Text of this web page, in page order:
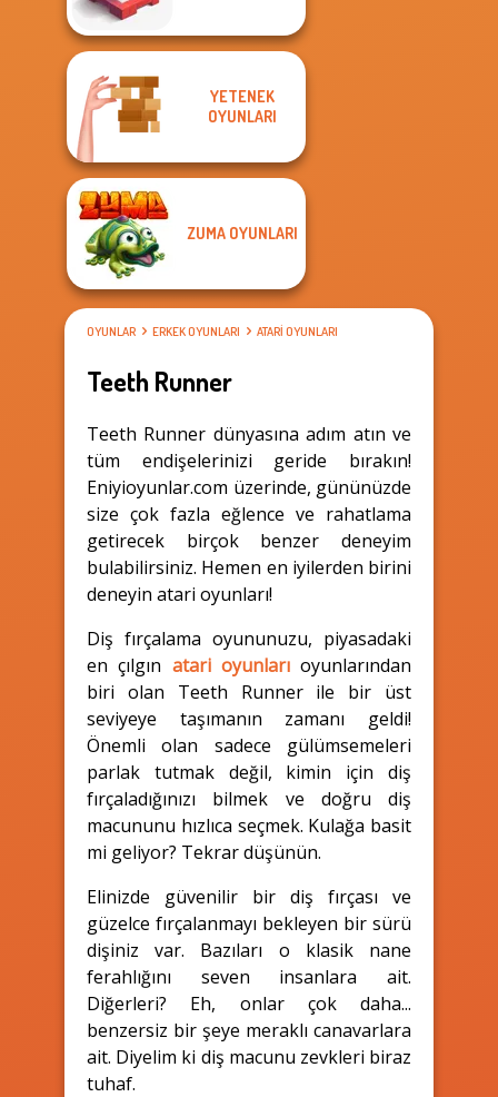
YETENEK
OYUNLARI
ZUMA OYUNLARI
OYUNLAR ERKEK OYUNLARI ATARI OYUNLARI
Teeth Runner
Teeth Runner dünyasına adım atın ve
tüm endişelerinizi geride bırakın!
Eniyioyunlar.com üzerinde, gününüzde
size çok fazla eğlence ve rahatlama
getirecek birçok benzer deneyim
bulabilirsiniz. Hemen en iyilerden birini
deneyin atari oyunları!
Diş fırçalama oyununuzu, piyasadaki
en çılgın atari oyunlarıoyunlarından
biri olan Teeth Runner ile bir üst
seviyeye taşımanın zamanı geldi!
Önemli olan sadece gülümsemeleri
parlak tutmak değil, kimin için diş
fırçaladığınızı bilmek ve doğru diş
macununu hızlıca seçmek. Kulağa basit
mi geliyor? Tekrar düşünün.
Elinizde güvenilir bir diş fırçası ve
güzelce fırçalanmayı bekleyen bir sürü
dişiniz var. Bazıları o klasik nane
ferahlığını seven insanlara ait.
Diğerleri? Eh, onlar çok daha...
benzersiz bir şeye meraklı canavarlara
ait. Diyelim ki diş macunu zevkleri biraz
tuhaf.